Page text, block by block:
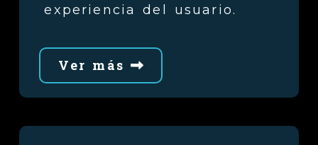
experiencia del usuario.
Ver más